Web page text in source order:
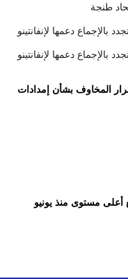
طنجة
بالإجماع دعمها لإنفانتينو
بالإجماع دعمها لإنفانتينو
المخاوف بشأن إمدادات
أعلى مستوى منذ يونيو